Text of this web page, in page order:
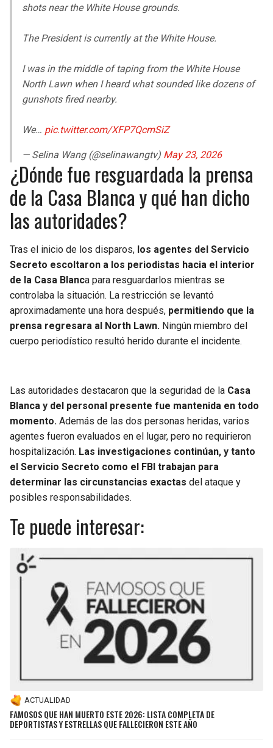
shots near the White House grounds.
The President is currently at the White House.
I was in the middle of taping from the White House
North Lawn when I heard what sounded like dozens of
gunshots fired nearby.
We… pic.twitter.com/XFP7QcmSiZ
— Selina Wang (@selinawangtv) May 23, 2026
¿Dónde fue resguardada la prensa
de la Casa Blanca y qué han dicho
las autoridades?
Tras el inicio de los disparos, los agentes del Servicio
Secreto escoltaron a los periodistas hacia el interior
de la Casa Blanca para resguardarlos mientras se
controlaba la situación. La restricción se levantó
aproximadamente una hora después, permitiendo que la
prensa regresara al North Lawn. Ningún miembro del
cuerpo periodístico resultó herido durante el incidente.
Las autoridades destacaron que la seguridad de la Casa
Blanca y del personal presente fue mantenida en todo
momento. Además de las dos personas heridas, varios
agentes fueron evaluados en el lugar, pero no requirieron
hospitalización. Las investigaciones continúan, y tanto
el Servicio Secreto como el FBI trabajan para
determinar las circunstancias exactas del ataque y
posibles responsabilidades.
Te puede interesar:
ACTUALIDAD
FAMOSOS QUE HAN MUERTO ESTE 2026: LISTA COMPLETA DE
DEPORTISTAS Y ESTRELLAS QUE FALLECIERON ESTE AÑO